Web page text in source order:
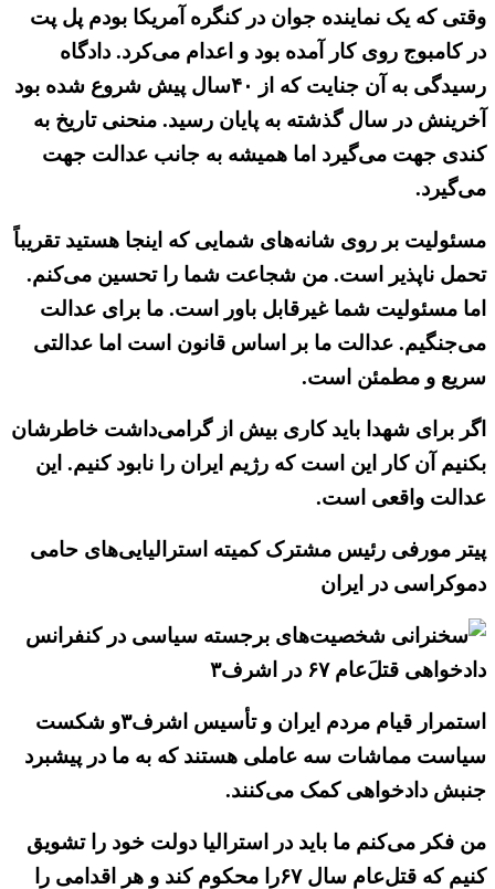
وقتی که یک نماینده جوان در کنگره آمریکا بودم پل پت
در کامبوج روی کار آمده بود و اعدام می‌کرد. دادگاه
رسیدگی به آن جنایت که از ۴۰سال پیش شروع شده بود
آخرینش در سال گذشته به پایان رسید. منحنی تاریخ به
کندی جهت می‌گیرد اما همیشه به جانب عدالت جهت
می‌گیرد.
مسئولیت بر روی شانه‌های شمایی که اینجا هستید تقریباً
تحمل ناپذیر است. من شجاعت شما را تحسین می‌کنم.
اما مسئولیت شما غیرقابل باور است. ما برای عدالت
می‌جنگیم. عدالت ما بر اساس قانون است اما عدالتی
سریع و مطمئن است.
اگر برای شهدا باید کاری بیش از گرامی‌داشت خاطرشان
بکنیم آن کار این است که رژیم ایران را نابود کنیم. این
عدالت واقعی است.
پیتر مورفی رئیس مشترک کمیته استرالیایی‌های حامی
دموکراسی در ایران
استمرار قیام مردم ایران و تأسیس اشرف۳و شکست
سیاست مماشات سه عاملی هستند که به ما در پیشبرد
جنبش دادخواهی کمک می‌کنند.
من فکر می‌کنم ما باید در استرالیا دولت خود را تشویق
کنیم که قتل‌عام سال ۶۷را محکوم کند و هر اقدامی را